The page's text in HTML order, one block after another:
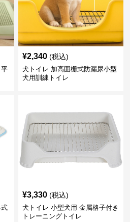
¥2,340 (税込)
犬トイレ 加高囲栅式防漏尿小型
犬用訓練トイレ
¥3,330 (税込)
犬トイレ 小型犬用 金属格子付き
トレーニングトイレ